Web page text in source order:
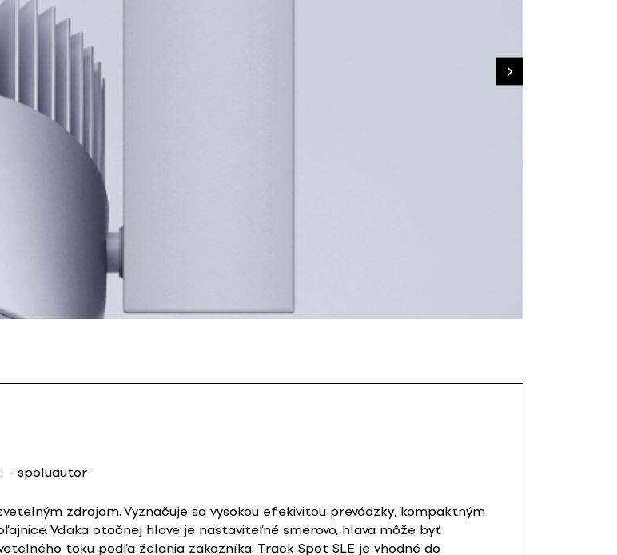
- spoluautor
zdrojom. Vyznačuje sa vysokou efekivitou prevádzky, kompaktným
Vďaka otočnej hlave je nastaviteľné smerovo, hlava môže byť
toku podľa želania zákazníka. Track Spot SLE je vhodné do